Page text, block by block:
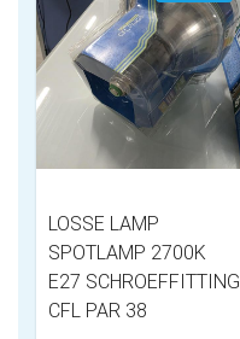
LOSSE LAMP
SPOTLAMP 2700K
E27 SCHROEFFITTING
CFL PAR 38